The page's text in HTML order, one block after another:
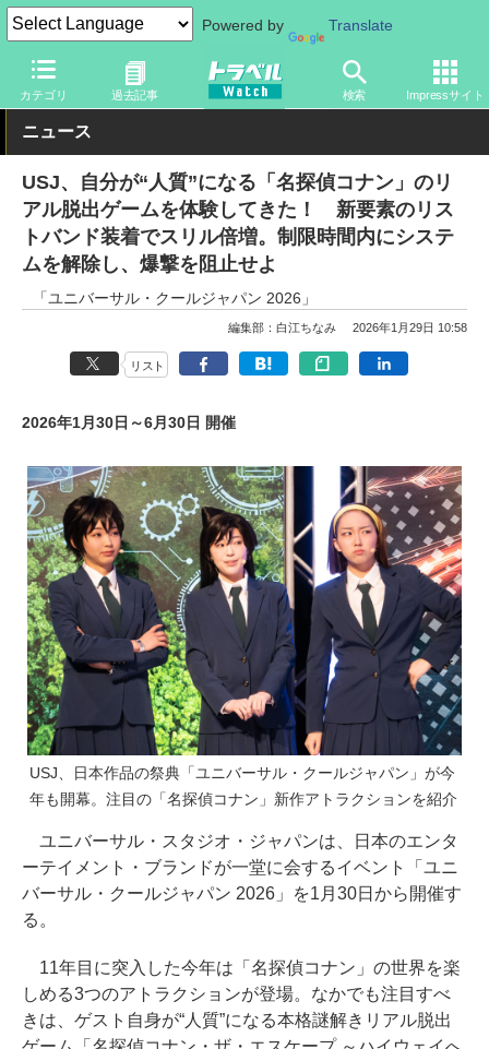
Powered by Translate
カテゴリ 過去記事 検索 Impressサイト
トラベル Watch 旅の情報 観光地
ニュース
USJ、自分が“人質”になる「名探偵コナン」のリ
アル脱出ゲームを体験してきた！ 新要素のリス
トバンド装着でスリル倍増。制限時間内にシステ
ムを解除し、爆撃を阻止せよ
「ユニバーサル・クールジャパン 2026」
編集部：白江ちなみ 2026年1月29日 10:58
リスト
2026年1月30日～6月30日 開催
USJ、日本作品の祭典「ユニバーサル・クールジャパン」が今
年も開幕。注目の「名探偵コナン」新作アトラクションを紹介
ユニバーサル・スタジオ・ジャパンは、日本のエンタ
ーテイメント・ブランドが一堂に会するイベント「ユニ
バーサル・クールジャパン 2026」を1月30日から開催す
る。
11年目に突入した今年は「名探偵コナン」の世界を楽
しめる3つのアトラクションが登場。なかでも注目すべ
きは、ゲスト自身が“人質”になる本格謎解きリアル脱出